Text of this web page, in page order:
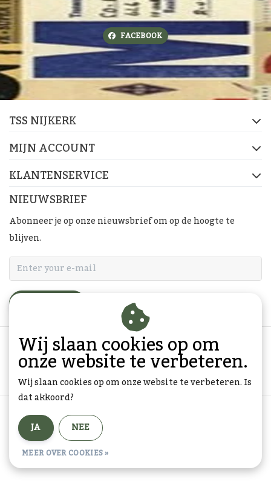
FACEBOOK
TSS NIJKERK
MIJN ACCOUNT
KLANTENSERVICE
NIEUWSBRIEF
Abonneer je op onze nieuwsbrief om op de hoogte te
blijven.
Algemene voorwaarden
© Copyright 2026 - Goedkope-Ansichtkaarten.nl | Realisatie
Media
Wij slaan cookies op om
onze website te verbeteren.
Wij slaan cookies op om onze website te verbeteren. Is
dat akkoord?
JA
NEE
MEER OVER COOKIES »